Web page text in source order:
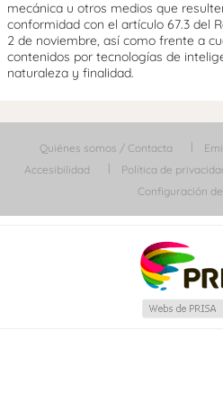
mecánica u otros medios que
conformidad con el artículo 67.3 del
2 de noviembre, así como frente a
contenidos por tecnologías de
naturaleza y finalidad.
Quiénes somos / Contacta
Accesibilidad
Política de
Configuración